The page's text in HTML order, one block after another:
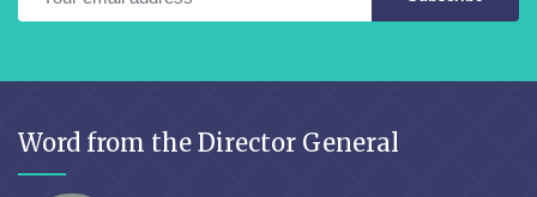
Word from the Director General